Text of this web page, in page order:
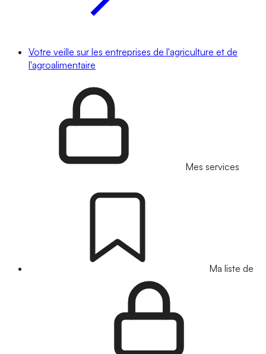
Votre veille sur les entreprises de l'agriculture et de
l'agroalimentaire
Mes services
Ma liste de